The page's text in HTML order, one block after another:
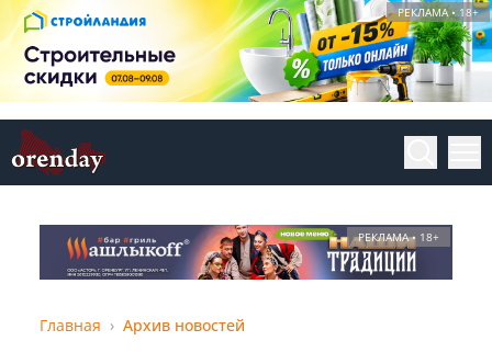
РЕКЛАМА • 18+
РЕКЛАМА • 18+
Главная Архив новостей